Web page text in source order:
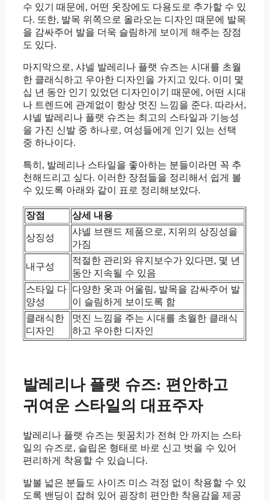
수 있기 때문에, 어떤 옷장에도 다용도로 추가할 수 있
다. 또한, 발목 위쪽으로 올라오는 디자인 때문에 발목
을 감싸주어 발을 더욱 슬림하게 보이게 해주는 장점
도 있다.
마지막으로, 샤넬 발레리나 플랫 슈즈는 시대를 초월
한 클래식하고 우아한 디자인을 가지고 있다. 이미 몇
십 년 동안 인기 있었던 디자인이기 때문에, 어떤 시대
나 트렌드에 관계없이 항상 멋진 느낌을 준다. 따라서,
샤넬 발레리나 플랫 슈즈는 최고의 스타일과 기능성
을 가진 신발 중 하나로, 여성들에게 인기 있는 선택
중 하나이다.
특히, 발레리나 스타일을 좋아하는 분들이라면 꼭 추
천해드리고 싶다. 이러한 장점들을 정리해서 쉽게 볼
수 있도록 아래와 같이 표로 정리해보았다.
장점 상세 내용
상징성
샤넬 브랜드 제품으로, 지위의 상징성을
가짐
내구성
적절한 관리와 유지보수가 있다면, 몇 년
동안 지속될 수 있음
스타일 다
양성
다양한 옷과 어울림, 발목을 감싸주어 발
이 슬림하게 보이도록 함
클래식한
디자인
멋진 느낌을 주는 시대를 초월한 클래식
하고 우아한 디자인
발레리나 플랫 슈즈: 편안하고
귀여운 스타일의 대표주자
발레리나 플랫 슈즈는 뒷꿈치가 전혀 안 까지는 스타
일의 슈즈로, 슬립온 형태로 바로 신고 벗을 수 있어
편리하게 착용할 수 있습니다.
발볼 넓은 분들도 사이즈 미스 걱정 없이 착용할 수 있
도록 밴딩이 잡혀 있어 굉장히 편안한 착용감을 제공